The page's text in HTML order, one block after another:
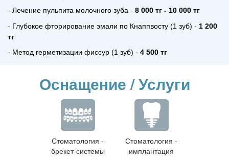
- Лечение пульпита молочного зуба - 8 000 тг - 10 000 тг
- Глубокое фторирование эмали по Кнаппвосту (1 зуб) - 1 200
тг
- Метод герметизации фиссур (1 зуб) - 4 500 тг
Оснащение / Услуги
Стоматология -
брекет-системы
Стоматология -
имплантация